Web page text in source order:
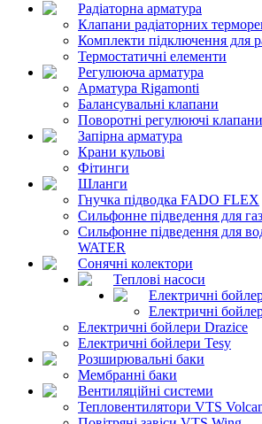
Радіаторна арматура
Клапани радіаторних
Комплекти підключення для
Термостатичні елементи
Регулююча арматура
Арматура Rigamonti
Балансувальні клапани
Поворотні регулюючі клапани
Запірна арматура
Крани кульові
Фітинги
Шланги
Гнучка підводка FADO FLEX
Сильфонне підведення для
Сильфонне підведення для
WATER
Сонячні колектори
Теплові насоси
Електричні
Електричні
Електричні бойлери Drazice
Електричні бойлери Tesy
Розширювальні баки
Мембранні баки
Вентиляційні системи
Тепловентилятори VTS